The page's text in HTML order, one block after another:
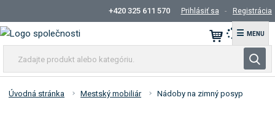
+420 325 611 570 Prihlásiť sa Registrácia
d
a
y
☰
Úvodná stránka Mestský mobiliár Nádoby na zimný posyp